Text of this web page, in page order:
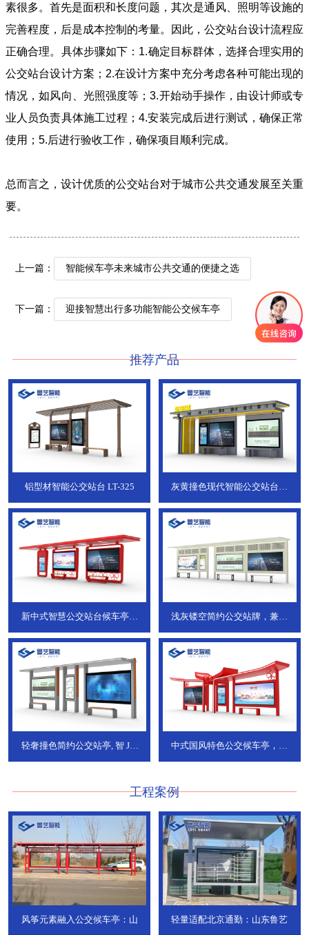
素很多。首先是面积和长度问题，其次是通风、照明等设施的
完善程度，后是成本控制的考量。因此，公交站台设计流程应
正确合理。具体步骤如下：1.确定目标群体，选择合理实用的
公交站台设计方案；2.在设计方案中充分考虑各种可能出现的
情况，如风向、光照强度等；3.开始动手操作，由设计师或专
业人员负责具体施工过程；4.安装完成后进行测试，确保正常
使用；5.后进行验收工作，确保项目顺利完成。
总而言之，设计优质的公交站台对于城市公共交通发展至关重
要。
上一篇： 智能候车亭未来城市公共交通的便捷之选
下一篇： 迎接智慧出行多功能智能公交候车亭
推荐产品
铝型材智能公交站台 LT-325
灰黄撞色现代智能公交站台，
新中式智慧公交站台候车亭，
浅灰镂空简约公交站牌，兼具
轻奢撞色简约公交站亭, 智 JT-
中式国风特色公交候车亭，承
工程案例
风筝元素融入公交候车亭：山 轻量适配北京通勤：山东鲁艺